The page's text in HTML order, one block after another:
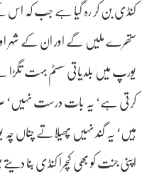
کنڈی بن کر رہ گیا ہے جب کہ
ستھرے ملیں گے اور ان کے شہر
یورپ میں بلدیاتی سسٹم بہت
کرتی ہے‘ یہ بات درست نہیں‘
ہیں‘ یہ گند نہیں پھیلاتے
اپنی جنت کو بھی کچرا کنڈی بنا